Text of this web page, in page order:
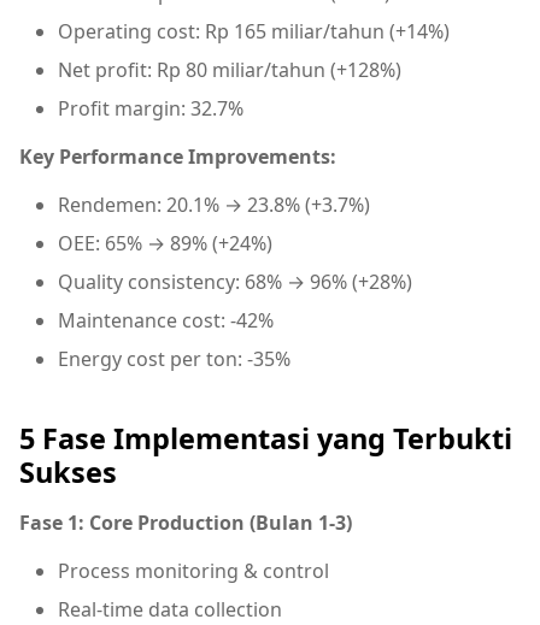
Operating cost: Rp 165 miliar/tahun (+14%)
Net profit: Rp 80 miliar/tahun (+128%)
Profit margin: 32.7%
Key Performance Improvements:
Rendemen: 20.1% → 23.8% (+3.7%)
OEE: 65% → 89% (+24%)
Quality consistency: 68% → 96% (+28%)
Maintenance cost: -42%
Energy cost per ton: -35%
5 Fase Implementasi yang Terbukti
Sukses
Fase 1: Core Production (Bulan 1-3)
Process monitoring & control
Real-time data collection